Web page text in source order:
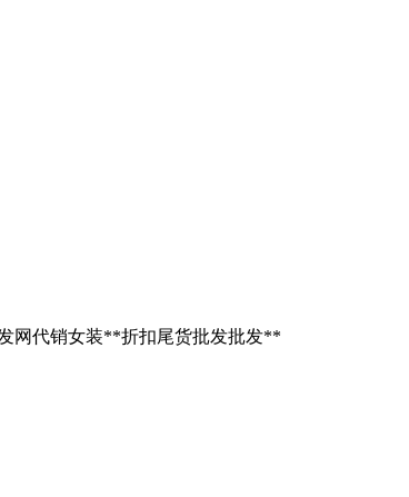
网代销女装**折扣尾货批发批发**